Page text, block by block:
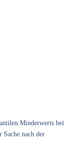
Minderwerts bei
nach der